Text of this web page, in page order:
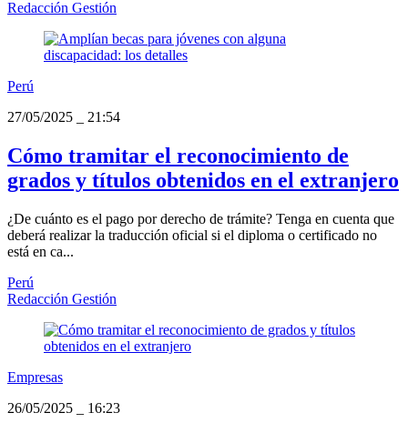
Redacción Gestión
Perú
27/05/2025
21:54
Cómo tramitar el reconocimiento de
grados y títulos obtenidos en el extranjero
¿De cuánto es el pago por derecho de trámite? Tenga en cuenta que
deberá realizar la traducción oficial si el diploma o certificado no
está en ca...
Perú
Redacción Gestión
Empresas
26/05/2025
16:23